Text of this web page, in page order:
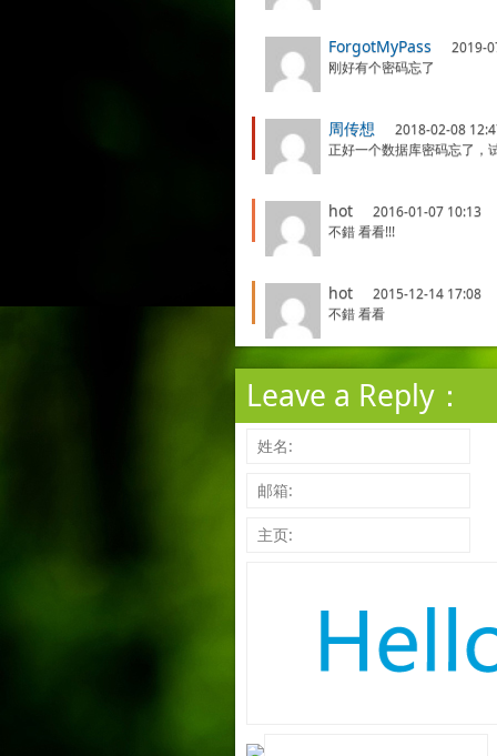
ForgotMyPass
2019-
刚好有个密码忘了
周传想
2018-02-08
正好一个数据库密码忘了，
hot
2016-01-07 10:13
不錯 看看!!!
hot
2015-12-14 17:08
不錯 看看
Leave a Reply：
姓名:
邮箱:
主页: